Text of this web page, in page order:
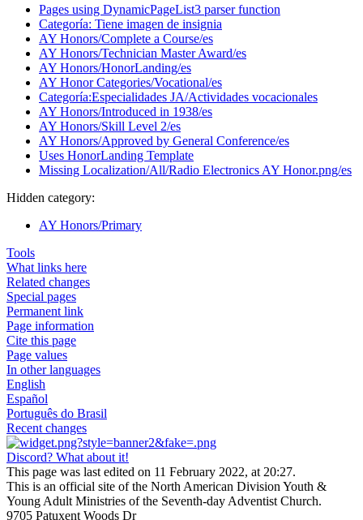
Pages using DynamicPageList3 parser function
Categoría: Tiene imagen de insignia
AY Honors/Complete a Course/es
AY Honors/Technician Master Award/es
AY Honors/HonorLanding/es
AY Honor Categories/Vocational/es
Categoría:Especialidades JA/Actividades vocacionales
AY Honors/Introduced in 1938/es
AY Honors/Skill Level 2/es
AY Honors/Approved by General Conference/es
Uses HonorLanding Template
Missing Localization/All/Radio Electronics AY Honor.png/es
Hidden category:
AY Honors/Primary
Tools
What links here
Related changes
Special pages
Permanent link
Page information
Cite this page
Page values
In other languages
English
Español
Português do Brasil
Recent changes
Discord? What about it!
This page was last edited on 11 February 2022, at 20:27.
This is an official site of the North American Division Youth &
Young Adult Ministries of the Seventh-day Adventist Church.
9705 Patuxent Woods Dr